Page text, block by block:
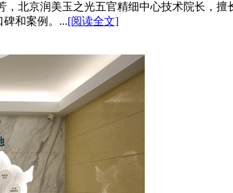
北京润美玉之光五官精细中心技术院长，
碑和案例。...[阅读全文]